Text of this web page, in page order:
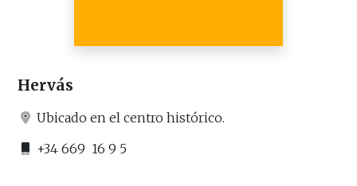
Hervás
Ubicado en el centro histórico.
+34 669 16 9 5